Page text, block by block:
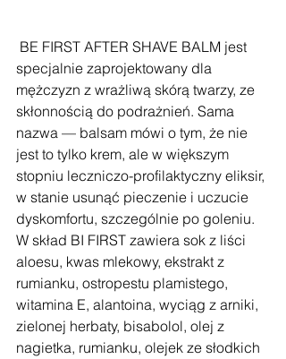
specjalnie zaprojektowany dla
mężczyzn z wrażliwą skórą twarzy, ze
skłonnością do podrażnień. Sama
nazwa — balsam mówi o tym, że nie
jest to tylko krem, ale w większym
stopniu leczniczo-profilaktyczny eliksir,
w stanie usunąć pieczenie i uczucie
dyskomfortu, szczególnie po goleniu.
W skład BI FIRST zawiera sok z liści
aloesu, kwas mlekowy, ekstrakt z
rumianku, ostropestu plamistego,
witamina E, alantoina, wyciąg z arniki,
zielonej herbaty, bisabolol, olej z
nagietka, rumianku, olejek ze słodkich